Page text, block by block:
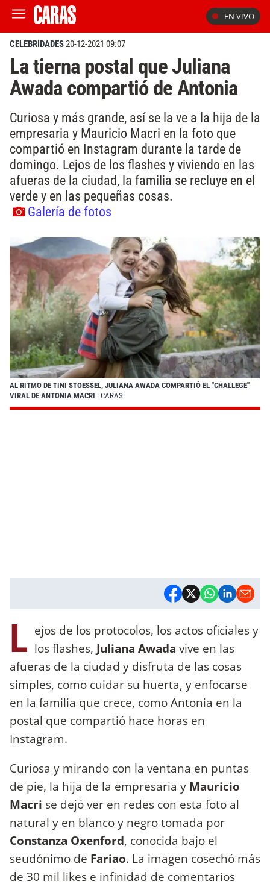
EN VIVO
CELEBRIDADES20-12-2021 09:07
La tierna postal que Juliana
Awada compartió de Antonia
Curiosa y más grande, así se la ve a la hija de la
empresaria y Mauricio Macri en la foto que
compartió en Instagram durante la tarde de
domingo. Lejos de los flashes y viviendo en las
afueras de la ciudad, la familia se recluye en el
verde y en las pequeñas cosas.
Galería de fotos
AL RITMO DE TINI STOESSEL, JULIANA AWADA COMPARTIÓ EL "CHALLEGE"
VIRAL DE ANTONIA MACRI | CARAS
L ejos de los protocolos, los actos oficiales y
los flashes, Juliana Awada vive en las
afueras de la ciudad y disfruta de las cosas
simples, como cuidar su huerta, y enfocarse
en la familia que crece, como Antonia en la
postal que compartió hace horas en
Instagram.
Curiosa y mirando con la ventana en puntas
de pie, la hija de la empresaria y Mauricio
Macri se dejó ver en redes con esta foto al
natural y en blanco y negro tomada por
Constanza Oxenford, conocida bajo el
seudónimo de Fariao. La imagen cosechó más
de 30 mil likes e infinidad de comentarios